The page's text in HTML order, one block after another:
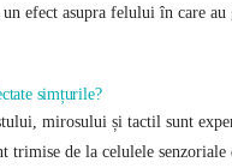
un efect asupra felului în care
simțurile?
mirosului și tactil sunt
trimise de la celulele senzoriale